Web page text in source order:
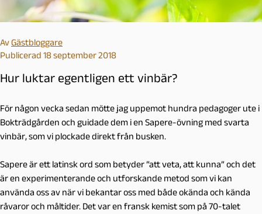
AvGästbloggare
Publicerad 18 september 2018
Hur luktar egentligen ett vinbär?
För någon vecka sedan mötte jag uppemot hundra pedagoger ute i
Bokträdgården och guidade dem i en Sapere-övning med svarta
vinbär, som vi plockade direkt från busken.
Sapere är ett latinsk ord som betyder ”att veta, att kunna” och det
är en experimenterande och utforskande metod som vi kan
använda oss av när vi bekantar oss med både okända och kända
råvaror och måltider. Det var en fransk kemist som på 70-talet